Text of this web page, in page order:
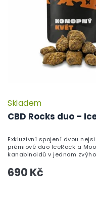
CBD Rocks duo –
Skladem
690 Kč
Exkluzivní spojení dvou
prémiové duo IceRock a
kanabinoidů v jednom